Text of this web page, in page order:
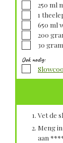
▢
250 ml
▢1
▢
650 ml
▢
200
▢
30 gram
Ook nodig:
▢
Vet de
Meng
aan